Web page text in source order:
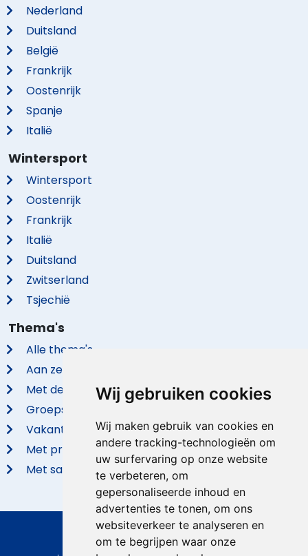
Wij gebruiken cookies
Wij maken gebruik van cookies en
andere tracking-technologieën om
uw surfervaring op onze website
te verbeteren, om
gepersonaliseerde inhoud en
advertenties te tonen, om ons
websiteverkeer te analyseren en
om te begrijpen waar onze
Nederland
Duitsland
België
Frankrijk
Oostenrijk
Spanje
Italië
Wintersport
Wintersport
Oostenrijk
Frankrijk
Italië
Duitsland
Zwitserland
Tsjechië
Thema's
Alle thema's
Aan zee
Met de hond
Groepsaccommodaties
Vakantieparken
Met privé zwembad
Met sauna
© 2026 VidaVilla.com